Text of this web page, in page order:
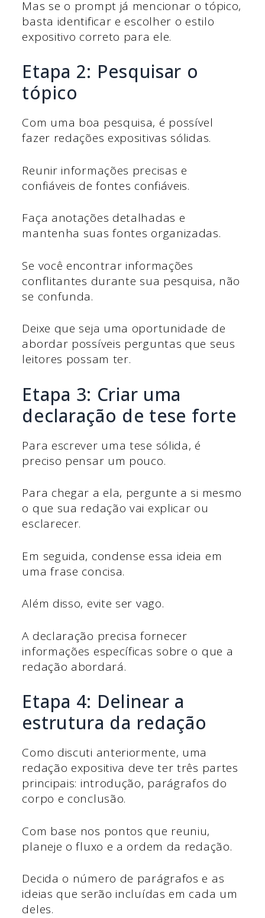
Mas se o prompt já mencionar o tópico,
basta identificar e escolher o estilo
expositivo correto para ele.
Etapa 2: Pesquisar o
tópico
Com uma boa pesquisa, é possível
fazer redações expositivas sólidas.
Reunir informações precisas e
confiáveis de fontes confiáveis.
Faça anotações detalhadas e
mantenha suas fontes organizadas.
Se você encontrar informações
conflitantes durante sua pesquisa, não
se confunda.
Deixe que seja uma oportunidade de
abordar possíveis perguntas que seus
leitores possam ter.
Etapa 3: Criar uma
declaração de tese forte
Para escrever uma tese sólida, é
preciso pensar um pouco.
Para chegar a ela, pergunte a si mesmo
o que sua redação vai explicar ou
esclarecer.
Em seguida, condense essa ideia em
uma frase concisa.
Além disso, evite ser vago.
A declaração precisa fornecer
informações específicas sobre o que a
redação abordará.
Etapa 4: Delinear a
estrutura da redação
Como discuti anteriormente, uma
redação expositiva deve ter três partes
principais: introdução, parágrafos do
corpo e conclusão.
Com base nos pontos que reuniu,
planeje o fluxo e a ordem da redação.
Decida o número de parágrafos e as
ideias que serão incluídas em cada um
deles.